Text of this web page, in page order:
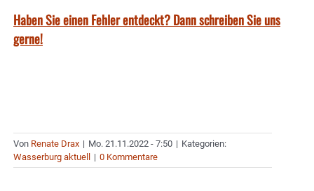
Haben Sie einen Fehler entdeckt? Dann schreiben Sie uns
gerne!
Von Renate Drax | Mo. 21.11.2022 - 7:50 | Kategorien:
Wasserburg aktuell | 0 Kommentare